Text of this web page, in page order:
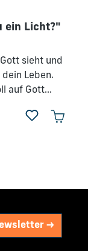
ein Licht?"
sieht und
Leben.
auf Gott
die so
Original,
->